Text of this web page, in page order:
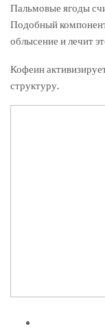
Пальмовые ягоды
Подобный
облысение и лечит
Кофеин
структуру.